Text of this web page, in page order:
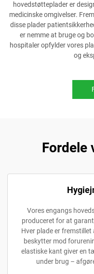
hovedstøtteplader er
medicinske omgivelser.
disse plader
er nemme at bruge og
hospitaler opfylder vores
og
Fordele
Vores engangs
produceret for at
Hver plade er
beskytter mod
elastiske kant giver en
under brug –